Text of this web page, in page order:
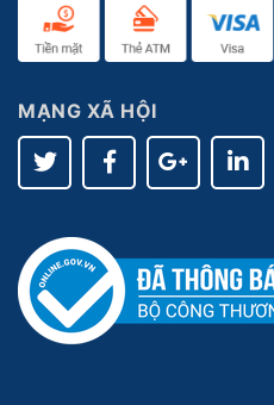
MẠNG XÃ HỘI